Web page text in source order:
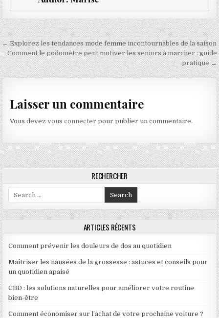
Navigation de l’article
← Explorez les tendances mode femme incontournables de la saison
Comment le podomètre peut motiver les seniors à marcher : guide
pratique →
Laisser un commentaire
Vous devezvous connecter pour publier un commentaire.
RECHERCHER
Search for:
ARTICLES RÉCENTS
Comment prévenir les douleurs de dos au quotidien
Maîtriser les nausées de la grossesse : astuces et conseils pour
un quotidien apaisé
CBD : les solutions naturelles pour améliorer votre routine
bien-être
Comment économiser sur l’achat de votre prochaine voiture ?